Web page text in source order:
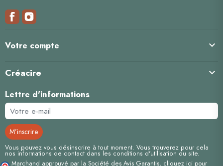
Votre compte 
Créacire 
Lettre d'informations
Vous pouvez vous désinscrire à tout moment. Vous trouverez pour cela
nos informations de contact dans les conditions d'utilisation du site.
Marchand approuvé par la Société des Avis Garantis, cliquez ici pour